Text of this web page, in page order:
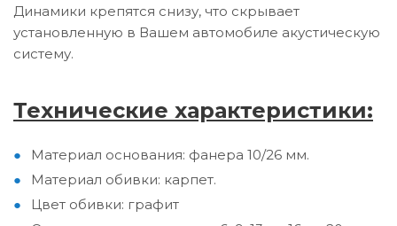
Динамики крепятся снизу, что скрывает
установленную в Вашем автомобиле акустическую
систему.
Технические характеристики:
Материал основания: фанера 10/26 мм.
Материал обивки: карпет.
Цвет обивки: графит